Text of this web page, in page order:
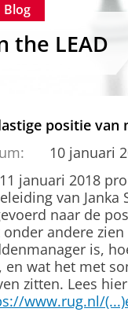
Blog
the LEAD
positie van
10 januari
januari 2018
van
naar de
onder andere
is,
en wat het met
zitten. Lees
www.rug.nl/